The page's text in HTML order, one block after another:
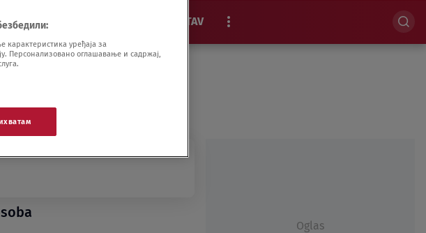
NOVA BAZA STAV
EKSKLUZIVNO
Oglas
карактеристика уређаја за
Персонализовано оглашавање и садржај,